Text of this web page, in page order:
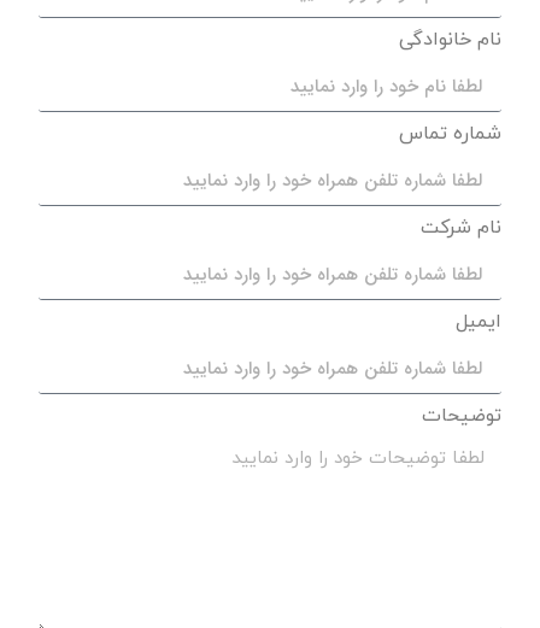
نام خانوادگی
شماره تماس
نام شرکت
ایمیل
توضیحات